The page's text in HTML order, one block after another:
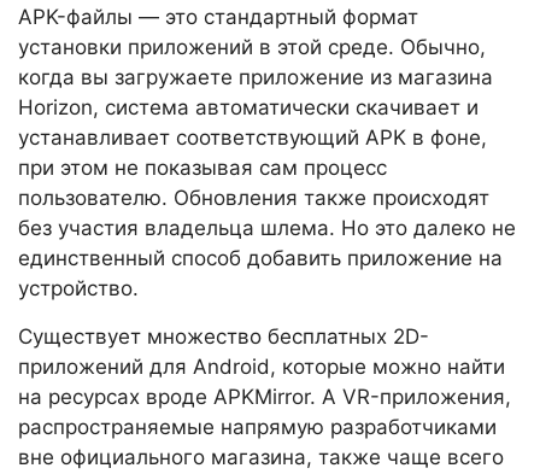
APK-файлы — это стандартный формат
установки приложений в этой среде. Обычно,
когда вы загружаете приложение из магазина
Horizon, система автоматически скачивает и
устанавливает соответствующий APK в фоне,
при этом не показывая сам процесс
пользователю. Обновления также происходят
без участия владельца шлема. Но это далеко не
единственный способ добавить приложение на
устройство.
Существует множество бесплатных 2D-
приложений для Android, которые можно найти
на ресурсах вроде APKMirror. А VR-приложения,
распространяемые напрямую разработчиками
вне официального магазина, также чаще всего